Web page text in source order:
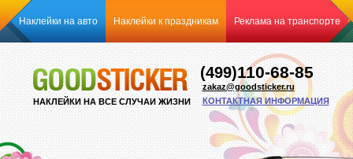
Наклейки на авто Наклейки к праздникам Реклама на транспорте
НАКЛЕЙКИ НА ВСЕ СЛУЧАИ ЖИЗНИ
(499)110-68-85
zakaz@goodsticker.ru
КОНТАКТНАЯ ИНФОРМАЦИЯ